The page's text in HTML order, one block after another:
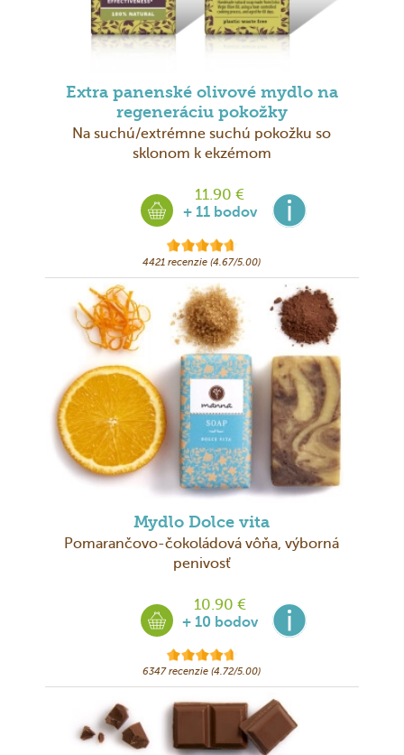
Extra panenské olivové mydlo na
regeneráciu pokožky
Na suchú/extrémne suchú pokožku so
sklonom k ekzémom
11.90 €
+ 11 bodov
4421 recenzie (4.67/5.00)
Mydlo Dolce vita
Pomarančovo-čokoládová vôňa, výborná
penivosť
10.90 €
+ 10 bodov
6347 recenzie (4.72/5.00)